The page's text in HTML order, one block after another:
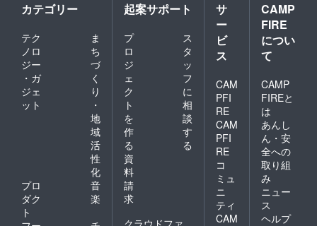
カテゴリー
テク
ノロ
ジー
・ガ
ジェ
ット
ま
ち
づ
く
り
・
地
域
活
性
化
プロ
ダク
ト
音
楽
起案サポート
プ
ロ
ジ
ェ
ク
ト
を
作
る
ス
タ
ッ
フ
に
相
談
す
る
資
料
請
求
サ
ー
ビ
ス
CAM
PFI
RE
CAM
PFI
RE
コ
ミュ
ニ
ティ
CAM
CAMP
FIRE
につい
て
CAMP
FIREと
は
あんし
ん・安
全への
取り組
み
ニュー
ス
ヘルプ